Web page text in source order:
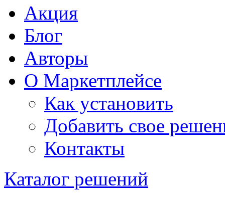
Акция
Блог
Авторы
О Маркетплейсе
Как установить
Добавить свое
Контакты
Каталог решений